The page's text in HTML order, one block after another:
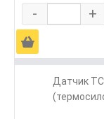
- +
Ä
Датчик